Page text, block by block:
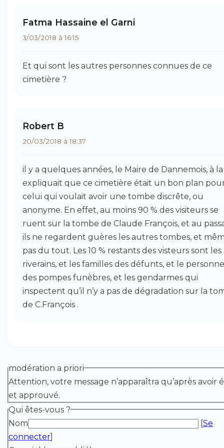
Fatma Hassaine el Garni
3/03/2018 à 16:15
Et qui sont les autres personnes connues de ce
cimetière ?
Robert B
20/03/2018 à 18:37
il y a quelques années, le Maire de Dannemois, à la
expliquait que ce cimetière était un bon plan
celui qui voulait avoir une tombe discrête, ou
anonyme. En effet, au moins 90 % des visiteurs se
ruent sur la tombe de Claude François, et au
ils ne regardent guères les autres tombes, et
pas du tout. Les 10 % restants des visteurs sont les
riverains, et les familles des défunts, et le
des pompes funèbres, et les gendarmes qui
inspectent qu’il n’y a pas de dégradation sur la
de C.François .
modération a priori
Attention, votre message n’apparaîtra qu’après avoir
et approuvé.
Qui êtes-vous ?
Nom
[Se
connecter]